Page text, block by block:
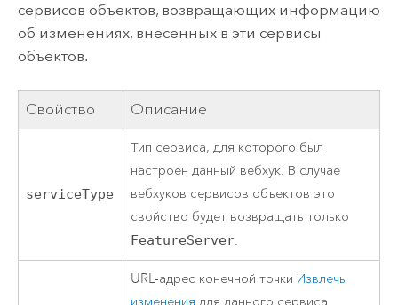
сервисов объектов, возвращающих информацию
об изменениях, внесенных в эти сервисы
объектов.
Свойство Описание
serviceType
Тип сервиса, для которого был
настроен данный вебхук. В случае
вебхуков сервисов объектов это
свойство будет возвращать только
FeatureServer.
URL-адрес конечной точки Извлечь